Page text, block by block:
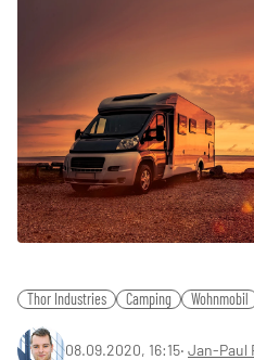
Thor Industries Camping Wohnmobil
08.09.2020, 16:15‧ Jan-Paul